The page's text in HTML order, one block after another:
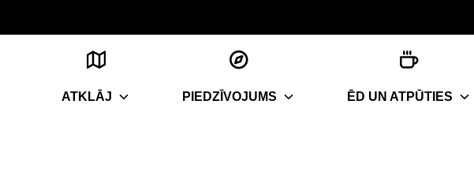
ATKLĀJ PIEDZĪVOJUMS ĒD UN ATPŪTIES